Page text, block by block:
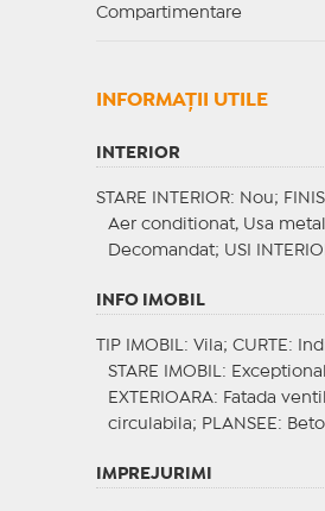
Compartimentare
INFORMAŢII UTILE
INTERIOR
STARE INTERIOR: Nou;
Aer conditionat, Usa
Decomandat; USI
INFO IMOBIL
TIP IMOBIL : Vila; CURTE :
STARE IMOBIL
:
EXTERIOARA: Fatada
circulabila; PLANSEE :
IMPREJURIMI